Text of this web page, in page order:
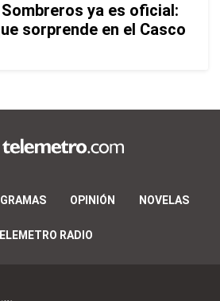
ya es oficial:
sorprende en el Casco
OPINIÓN NOVELAS
RADIO